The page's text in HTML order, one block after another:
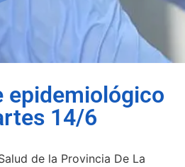
epidemiológico
14/6
de la Provincia De La